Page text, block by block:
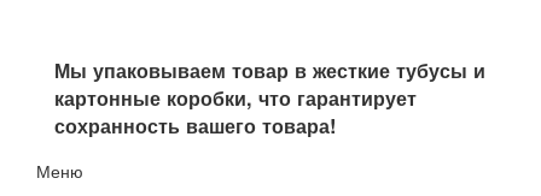
Мы упаковываем товар в жесткие тубусы и
картонные коробки, что гарантирует
сохранность вашего товара!
Меню